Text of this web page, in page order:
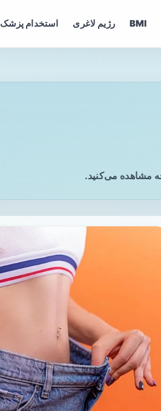
BMI رژیم لاغری استخدام پزشک